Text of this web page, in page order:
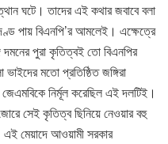
ঘটে। তাদের এই কথার জবাবে বলা
পায় বিএনপি’র আমলেই। এক্ষেত্রে
পুরা কৃতিত্বই তো বিএনপির
মতো প্রতিষ্ঠিত জঙ্গিরা
নির্মূল করেছিল এই দলটিই।
সেই কৃতিত্ব ছিনিয়ে নেওয়ার বহু
এই মেয়াদে আওয়ামী সরকার